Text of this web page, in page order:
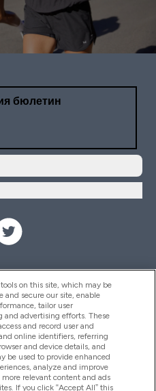
бюлетин
on this site, which may be
and secure our site, enable
tailor user
and advertising efforts. These
and record user and
online identifiers, referring
and device details, and
be used to provide enhanced
analyze and improve
relevant content and ads
If you click “Accept All” this